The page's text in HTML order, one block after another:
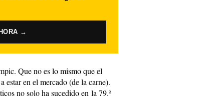
→
Que no es lo mismo que el
estar en el mercado (de la carne).
no solo ha sucedido en la 79.ª